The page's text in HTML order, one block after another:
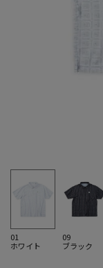
01
ホワイト
09
ブラック